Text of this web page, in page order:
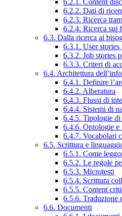
6.2.1. Content
6.2.2. Dati di
6.2.3. Ricerca
6.2.4. Ricerca sui
6.3. Dalla ricerca ai
6.3.1. User
6.3.2. Job stories
6.3.3. Criteri di
6.4. Architettura
6.4.1. Definire
6.4.2. Alberatura
6.4.3. Flussi di
6.4.4. Sistemi di
6.4.5. Tipologie di
6.4.6. Ontologie e
6.4.7. Vocabolari
6.5. Scrittura e
6.5.1. Come
6.5.2. Le regole
6.5.3. Microtesti
6.5.4. Scrittura
6.5.5. Content
6.5.6. Traduzione
6.6. Documenti